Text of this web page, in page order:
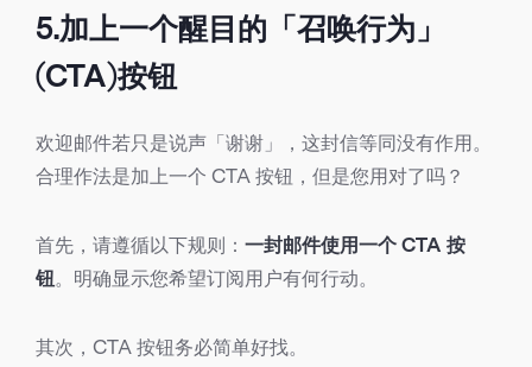
5.加上一个醒目的「召唤行为」
(CTA)按钮
欢迎邮件若只是说声「谢谢」，这封信等同没有作用。
合理作法是加上一个 CTA 按钮，但是您用对了吗？
首先，请遵循以下规则： 一封邮件使用一个 CTA 按
钮。明确显示您希望订阅用户有何行动。
其次，CTA 按钮务必简单好找。